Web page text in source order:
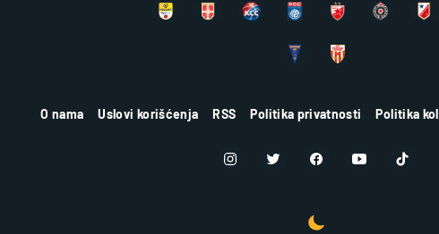
O nama Uslovi korišćenja RSS Politika privatnosti Politika